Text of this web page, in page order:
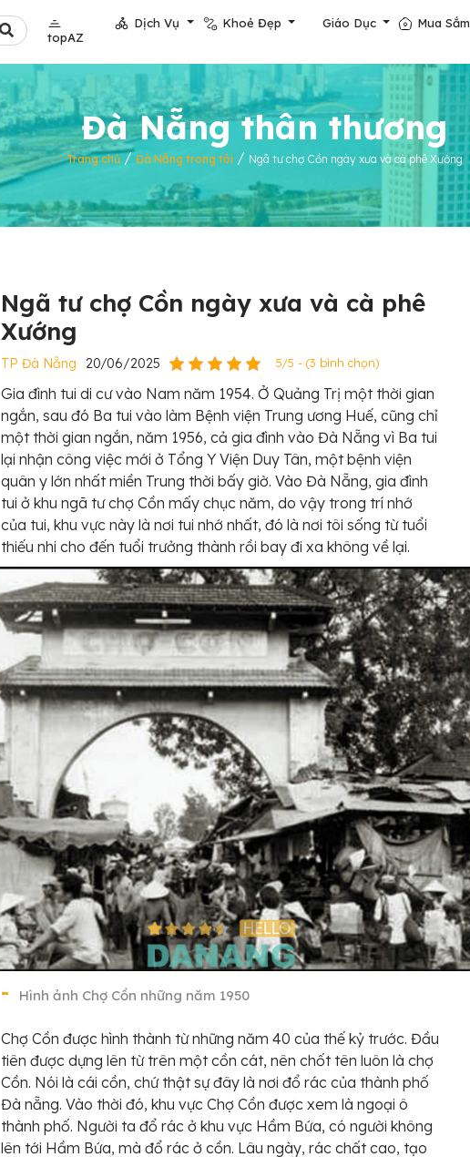
topAZ
Dịch Vụ Khoẻ Đẹp Giáo Dục Mua Sắm
Đà Nẵng thân thương
Trang chủ/Đà Nẵng trong tôi / Ngã tư chợ Cồn ngày xưa và cà phê Xướng
Ngã tư chợ Cồn ngày xưa và cà phê
Xướng
TP Đà Nẵng 20/06/2025 5/5 - (3 bình chọn)
Gia đình tui di cư vào Nam năm 1954. Ở Quảng Trị một thời gian
ngắn, sau đó Ba tui vào làm Bệnh viện Trung ương Huế, cũng chỉ
một thời gian ngắn, năm 1956, cả gia đình vào Đà Nẵng vì Ba tui
lại nhận công việc mới ở Tổng Y Viện Duy Tân, một bệnh viện
quân y lớn nhất miền Trung thời bấy giờ. Vào Đà Nẵng, gia đình
tui ở khu ngã tư chợ Cồn mấy chục năm, do vậy trong trí nhớ
của tui, khu vực này là nơi tui nhớ nhất, đó là nơi tôi sống từ tuổi
thiếu nhi cho đến tuổi trưởng thành rồi bay đi xa không về lại.
Hình ảnh Chợ Cồn những năm 1950
Chợ Cồn được hình thành từ những năm 40 của thế kỷ trước. Đầu
tiên được dựng lên từ trên một cồn cát, nên chốt tên luôn là chợ
Cồn. Nói là cái cồn, chứ thật sự đây là nơi đổ rác của thành phố
Đà nẵng. Vào thời đó, khu vực Chợ Cồn được xem là ngoại ô
thành phố. Người ta đổ rác ở khu vực Hầm Bứa, có người không
lên tới Hầm Bứa, mà đổ rác ở cồn. Lâu ngày, rác chất cao, tạo